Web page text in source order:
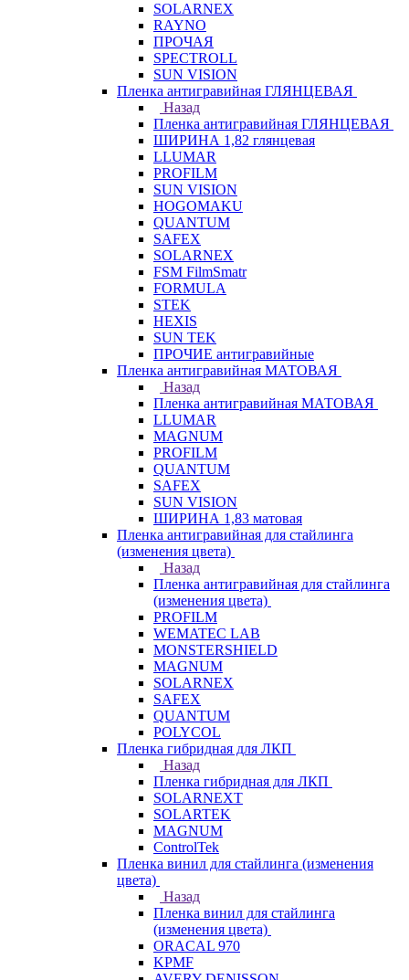
SOLARNEX
RAYNO
ПРОЧАЯ
SPECTROLL
SUN VISION
Пленка антигравийная ГЛЯНЦЕВАЯ
Назад
Пленка антигравийная ГЛЯНЦЕВАЯ
ШИРИНА 1,82 глянцевая
LLUMAR
PROFILM
SUN VISION
HOGOMAKU
QUANTUM
SAFEX
SOLARNEX
FSM FilmSmatr
FORMULA
STEK
HEXIS
SUN TEK
ПРОЧИЕ антигравийные
Пленка антигравийная МАТОВАЯ
Назад
Пленка антигравийная МАТОВАЯ
LLUMAR
MAGNUM
PROFILM
QUANTUM
SAFEX
SUN VISION
ШИРИНА 1,83 матовая
Пленка антигравийная для стайлинга
(изменения цвета)
Назад
Пленка антигравийная для стайлинга
(изменения цвета)
PROFILM
WEMATEC LAB
MONSTERSHIELD
MAGNUM
SOLARNEX
SAFEX
QUANTUM
POLYCOL
Пленка гибридная для ЛКП
Назад
Пленка гибридная для ЛКП
SOLARNEXT
SOLARTEK
MAGNUM
ControlTek
Пленка винил для стайлинга (изменения
цвета)
Назад
Пленка винил для стайлинга
(изменения цвета)
ORACAL 970
KPMF